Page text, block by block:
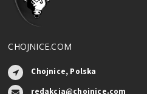
CHOJNICE.COM
Chojnice, Polska
redakcja@chojnice.com